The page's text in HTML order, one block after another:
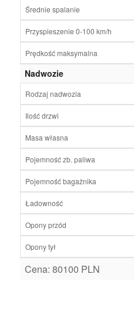
Średnie spalanie
Przyspieszenie 0-100 km/h
Prędkość maksymalna
Nadwozie
Rodzaj nadwozia
Ilość drzwi
Masa własna
Pojemność zb. paliwa
Pojemność bagażnika
Ładowność
Opony przód
Opony tył
Cena: 80100 PLN